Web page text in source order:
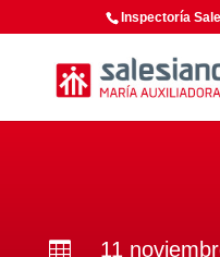
Inspectoría
 11